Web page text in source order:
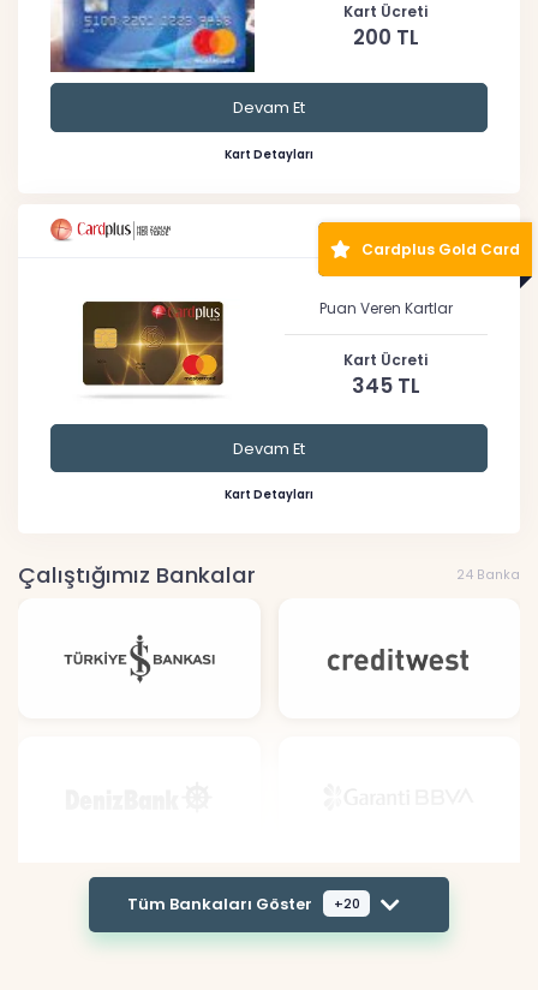
Kart Ücreti
200 TL
Devam Et
Kart Detayları
Cardplus Gold Card
Puan Veren Kartlar
Kart Ücreti
345 TL
Devam Et
Kart Detayları
Çalıştığımız Bankalar 24 Banka
Tüm Bankaları Göster +20